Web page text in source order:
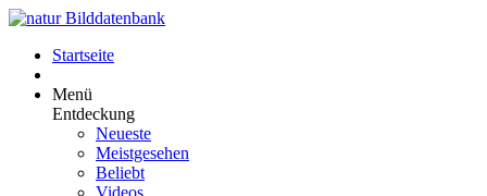
Startseite
Menü
Entdeckung
Neueste
Meistgesehen
Beliebt
Videos